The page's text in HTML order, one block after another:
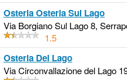
Osteria Osteria Sul Lago
Via Borgiano Sul Lago 8,
1.5
Osteria Del Lago
Via Circonvallazione del Lago